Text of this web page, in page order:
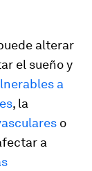
alterar
el sueño y
a
, la
o
a